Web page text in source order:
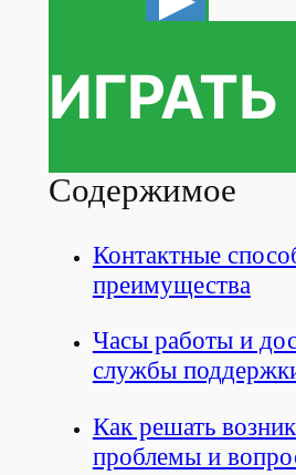
ИГРАТЬ
Содержимое
Контактные
преимущества
Часы работы и
службы
Как решать
проблемы и